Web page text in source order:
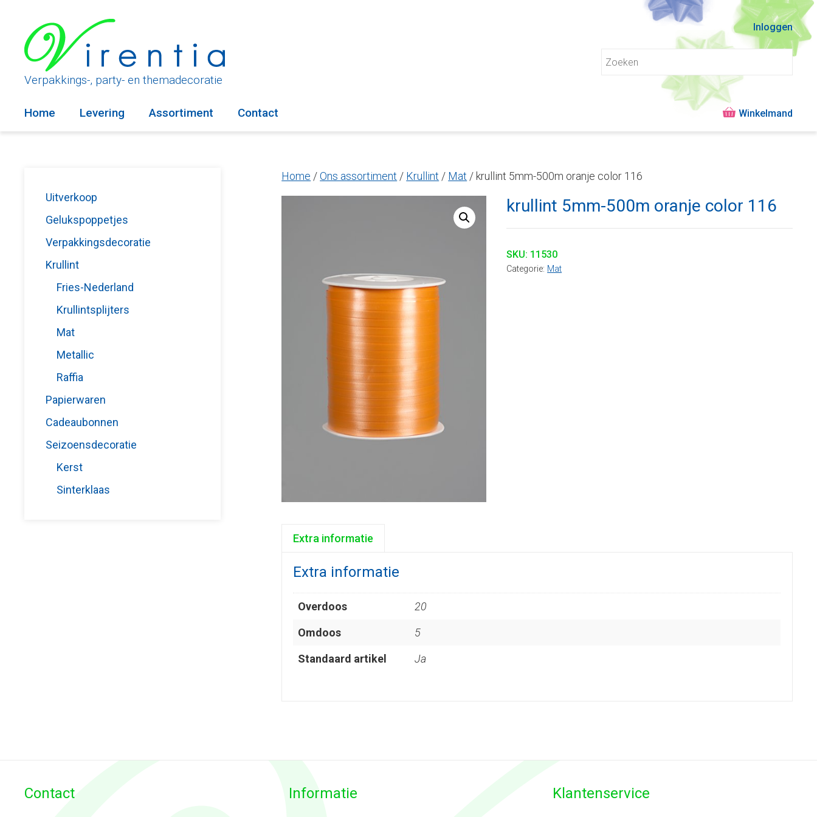
inhoud
Inloggen
Verpakkings-, party- en themadecoratie
Home Levering Assortiment Contact
Home /Ons assortiment / Krullint / Mat / krullint 5mm-500m oranje color 116
krullint 5mm-500m oranje color 116
SKU: 11530
Categorie: Mat
Extra informatie
Extra informatie
Overdoos 20
Omdoos 5
Standaard artikel Ja
Uitverkoop
Gelukspoppetjes
Verpakkingsdecoratie
Krullint
Fries-Nederland
Krullintsplijters
Mat
Metallic
Raffia
Papierwaren
Cadeaubonnen
Seizoensdecoratie
Kerst
Sinterklaas
Contact Informatie Klantenservice